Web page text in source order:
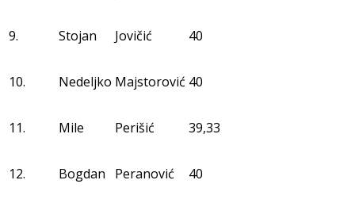
9. Stojan Jovičić 40
10. Nedeljko Majstorović 40
11. Mile Perišić 39,33
12. Bogdan Peranović 40